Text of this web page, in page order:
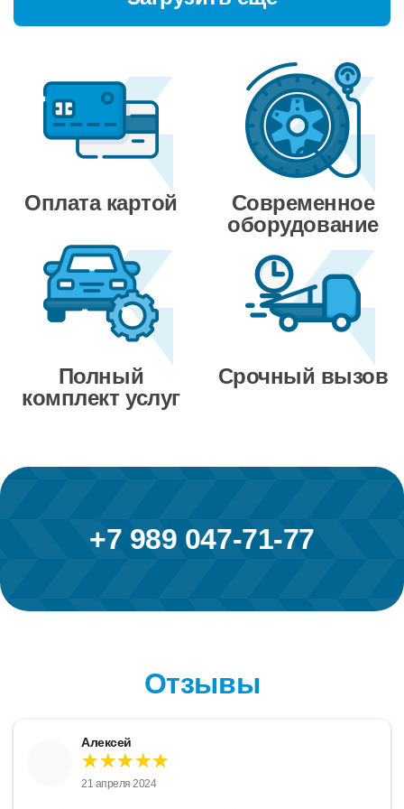
Оплата картой
Современное
оборудование
Полный
комплект услуг
Срочный вызов
+7 989 047-71-77
Отзывы
Алексей
★★★★★
21 апреля 2024